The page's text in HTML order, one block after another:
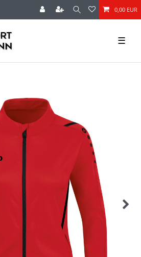
0,00 EUR
☰